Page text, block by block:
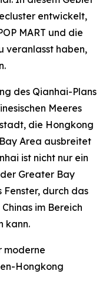
entwickelt,
MART und die
veranlasst haben,
des Qianhai-Plans
Meeres
die Hongkong
Area ausbreitet
ist nicht nur ein
Greater Bay
durch das
im Bereich
kann.
moderne
Hongkong